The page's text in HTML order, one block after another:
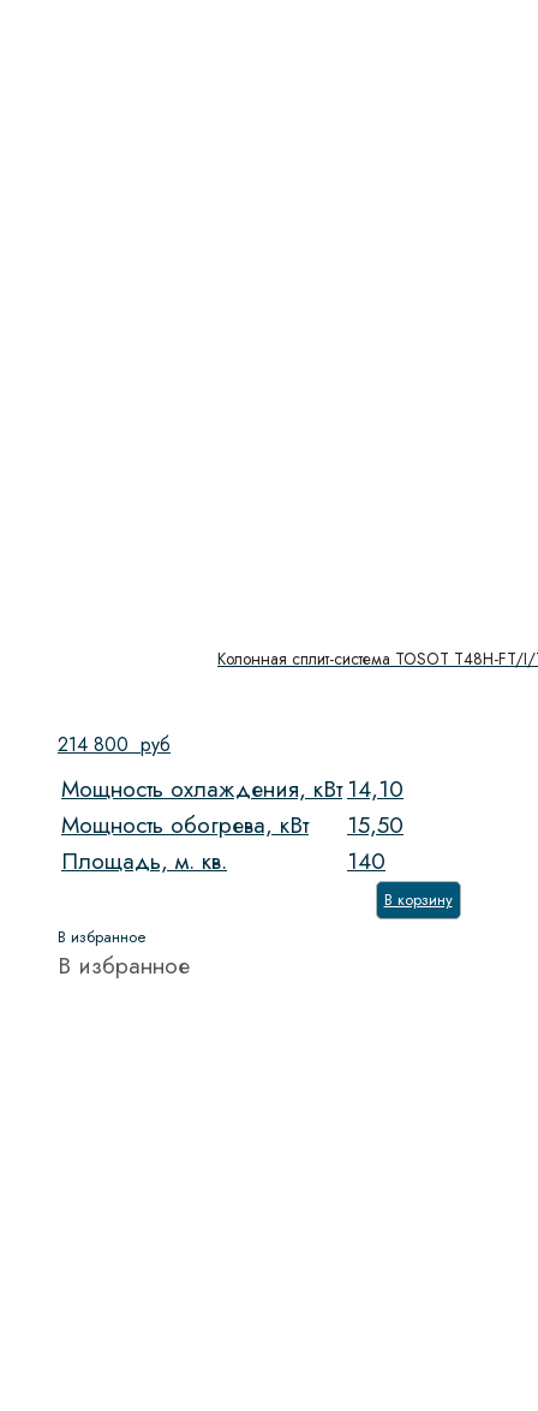
Колонная сплит-система TOSOT Т48H-FT/
214 800 руб
Мощность охлаждения, кВт 14,10
Мощность обогрева, кВт
15,50
Площадь, м. кв.
140
В корзину
В избранное
В избранное